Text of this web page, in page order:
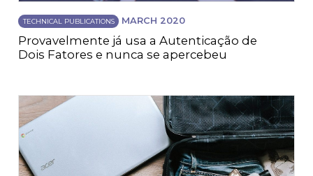
TECHNICAL PUBLICATIONS MARCH 2020
Provavelmente já usa a Autenticação de
Dois Fatores e nunca se apercebeu